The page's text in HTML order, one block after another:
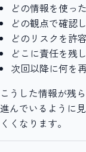
どの情報を使っ
どの観点で確認
どのリスクを許
どこに責任を残
次回以降に何を
こうした情報が残
進んでいるように
くくなります。